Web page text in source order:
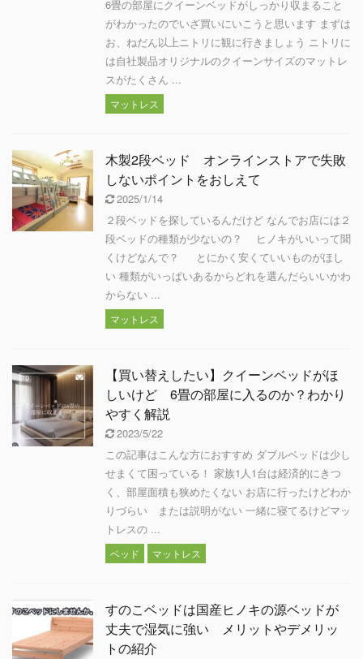
6畳の部屋にクイーンベッドがしっかり収まること
がわかったのでいざ買いにいこうと思います まずは
お、ねだん以上ニトリに観に行きましょう ニトリに
は自社製品オリジナルのクイーンサイズのマットレ
スがたくさん ...
マットレス
木製2段ベッド オンラインストアで失敗
しないポイントをおしえて
2025/1/14
２段ベッドを探しているんだけど なんでお店には２
段ベッドの種類が少ないの？ ヒノキがいいって聞
くけどなんで？ とにかく安くていいものがほし
い 種類がいっぱいあるからどれを選んだらいいかわ
からない ...
マットレス
【買い替えしたい】クイーンベッドがほ
しいけど 6畳の部屋に入るのか？わかり
やすく解説
2023/5/22
この記事はこんな方におすすめ ダブルベッドは少し
せまくて困っている！ 家族1人1台は経済的にきつ
く、部屋面積も狭めたくない お店に行ったけどわか
りづらい または説明がない 一緒に寝てるけどマッ
トレスの ...
ベッド マットレス
すのこベッドは国産ヒノキの源ベッドが
丈夫で湿気に強い メリットやデメリッ
トの紹介